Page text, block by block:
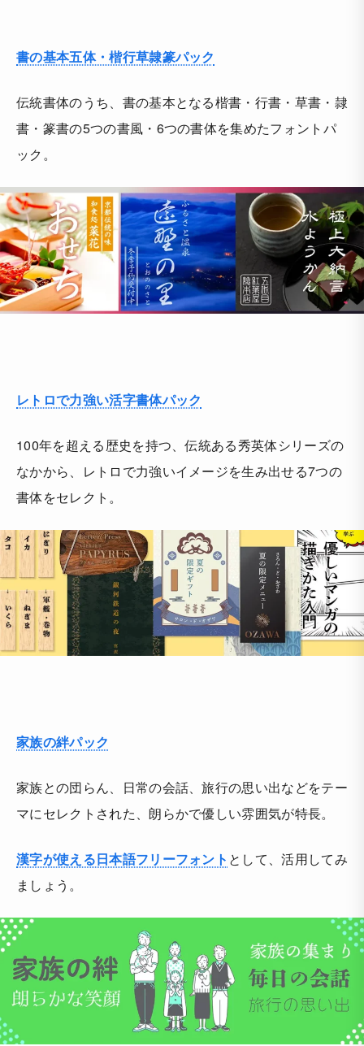
書の基本五体・楷行草隷篆パック
伝統書体のうち、書の基本となる楷書・行書・草書・隷
書・篆書の5つの書風・6つの書体を集めたフォントパ
ック。
レトロで力強い活字書体パック
100年を超える歴史を持つ、伝統ある秀英体シリーズの
なかから、レトロで力強いイメージを生み出せる7つの
書体をセレクト。
家族の絆パック
家族との団らん、日常の会話、旅行の思い出などをテー
マにセレクトされた、朗らかで優しい雰囲気が特長。
漢字が使える日本語フリーフォント として、活用してみ
ましょう。